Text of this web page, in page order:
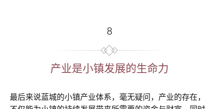
8
产业是小镇发展的生命力
最后来说蓝城的小镇产业体系，毫无疑问，产业的存在，